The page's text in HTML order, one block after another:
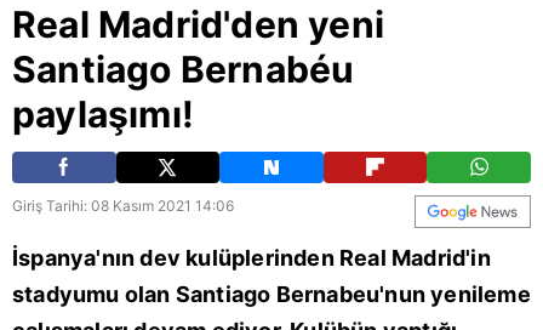
Real Madrid'den yeni
Santiago Bernabéu
paylaşımı!
Giriş Tarihi: 08 Kasım 2021 14:06
İspanya'nın dev kulüplerinden Real Madrid'in
stadyumu olan Santiago Bernabeu'nun yenileme